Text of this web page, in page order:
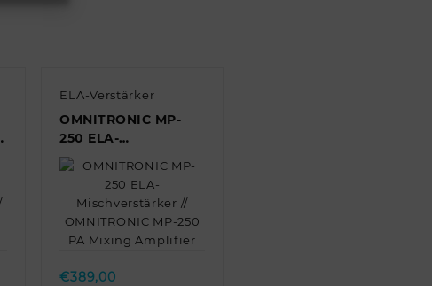
ELA-Verstärker
OMNITRONIC MP-
250 ELA-
Mischverstärker //
OMNITRONIC MP-
250 PA Mixing
Amplifier
Quick view
€389,00